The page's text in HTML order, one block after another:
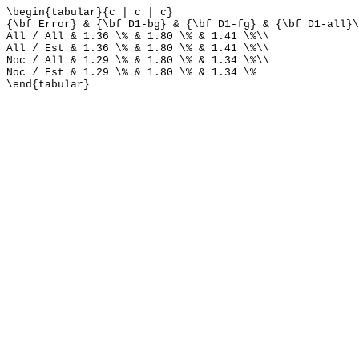
\begin{tabular}{c | c | c}
{\bf Error} & {\bf D1-bg} & {\bf D1-fg} & {\bf D1-
All / All & 1.36 \% & 1.80 \% & 1.41 \%\\
All / Est & 1.36 \% & 1.80 \% & 1.41 \%\\
Noc / All & 1.29 \% & 1.80 \% & 1.34 \%\\
Noc / Est & 1.29 \% & 1.80 \% & 1.34 \%
\end{tabular}